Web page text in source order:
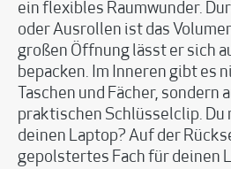
ein flexibles Raumwunder.
oder Ausrollen ist das
großen Öffnung lässt er sich
bepacken. Im Inneren gibt es
Taschen und Fächer, sondern
praktischen Schlüsselclip. Du
deinen Laptop? Auf der
gepolstertes Fach für deinen